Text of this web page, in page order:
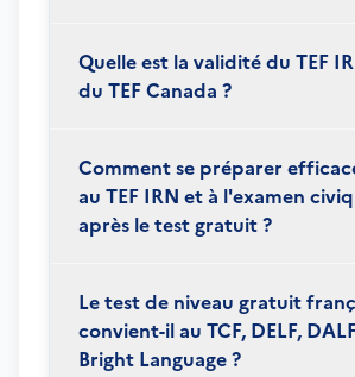
Quelle est la validité du TEF
du TEF Canada ?
Comment se préparer
au TEF IRN et à l'examen
après le test gratuit ?
Le test de niveau gratuit
convient-il au TCF, DELF,
Bright Language ?